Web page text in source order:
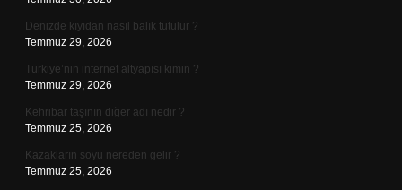
Denizde kıyıdan nasıl balık tutulur ?
Temmuz 29, 2026
Türkiye’nin internet altyapısı kimin ?
Temmuz 29, 2026
Kehribar taşının diğer adı nedir ?
Temmuz 25, 2026
Kazakların soyu nereden gelir ?
Temmuz 25, 2026